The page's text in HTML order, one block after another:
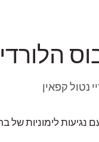
נטול קפאין
נגיעות לימוניות של